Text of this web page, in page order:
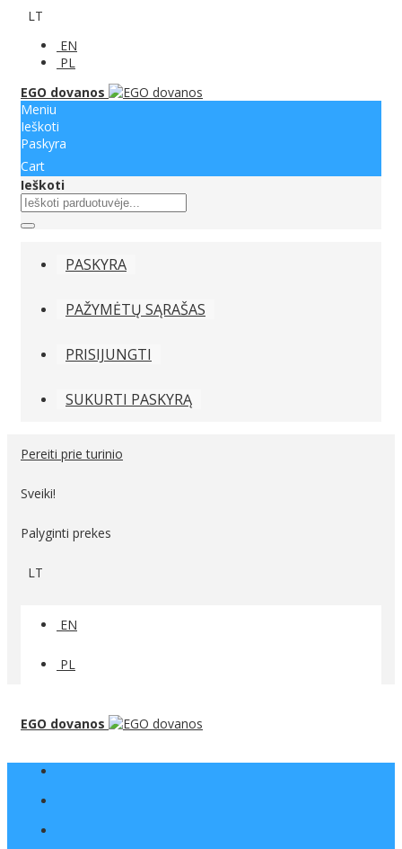
LT
EN
PL
EGO dovanos
Meniu
Ieškoti
Paskyra
Cart
Ieškoti
PASKYRA
PAŽYMĖTŲ SĄRAŠAS
PRISIJUNGTI
SUKURTI PASKYRĄ
Pereiti prie turinio
Sveiki!
Palyginti prekes
LT
EN
PL
EGO dovanos